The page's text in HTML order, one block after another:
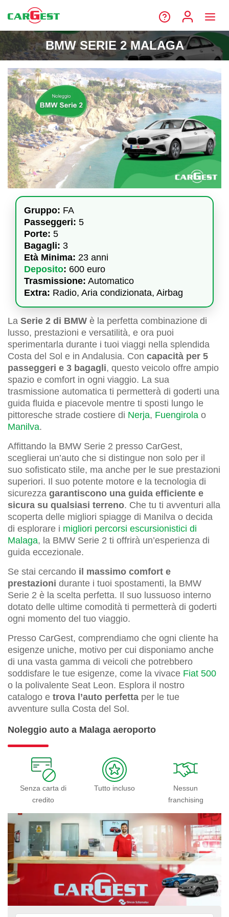
BMW SERIE 2 MALAGA
Gruppo: FA
Passeggeri: 5
Porte: 5
Bagagli: 3
Età Minima: 23 anni
Deposito: 600 euro
Trasmissione: Automatico
Extra: Radio, Aria condizionata, Airbag
La Serie 2 di BMW è la perfetta combinazione di
lusso, prestazioni e versatilità, e ora puoi
sperimentarla durante i tuoi viaggi nella splendida
Costa del Sol e in Andalusia. Con capacità per 5
passeggeri e 3 bagagli, questo veicolo offre ampio
spazio e comfort in ogni viaggio. La sua
trasmissione automatica ti permetterà di goderti una
guida fluida e piacevole mentre ti sposti lungo le
pittoresche strade costiere di Nerja, Fuengirola o
Manilva.
Affittando la BMW Serie 2 presso CarGest,
sceglierai un’auto che si distingue non solo per il
suo sofisticato stile, ma anche per le sue prestazioni
superiori. Il suo potente motore e la tecnologia di
sicurezza garantiscono una guida efficiente e
sicura su qualsiasi terreno. Che tu ti avventuri alla
scoperta delle migliori spiagge di Manilva o decida
di esplorare i migliori percorsi escursionistici di
Malaga, la BMW Serie 2 ti offrirà un’esperienza di
guida eccezionale.
Se stai cercando il massimo comfort e
prestazioni durante i tuoi spostamenti, la BMW
Serie 2 è la scelta perfetta. Il suo lussuoso interno
dotato delle ultime comodità ti permetterà di goderti
ogni momento del tuo viaggio.
Presso CarGest, comprendiamo che ogni cliente ha
esigenze uniche, motivo per cui disponiamo anche
di una vasta gamma di veicoli che potrebbero
soddisfare le tue esigenze, come la vivace Fiat 500
o la polivalente Seat Leon. Esplora il nostro
catalogo e trova l’auto perfetta per le tue
avventure sulla Costa del Sol.
Noleggio auto a Malaga aeroporto
Senza carta di
credito
Tutto incluso
Nessun
franchising